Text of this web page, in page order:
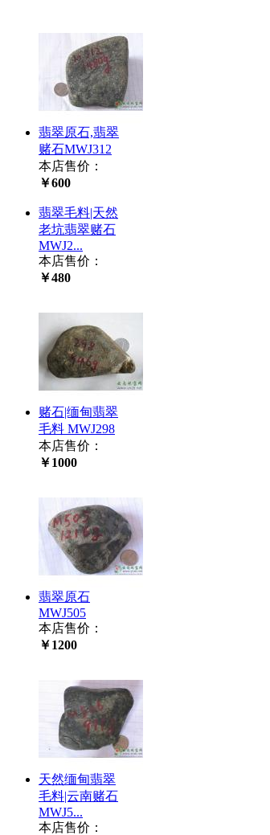
翡翠原石,翡翠
赌石MWJ312
本店售价：
￥600
翡翠毛料|天然
老坑翡翠赌石
MWJ2...
本店售价：
￥480
赌石|缅甸翡翠
毛料 MWJ298
本店售价：
￥1000
翡翠原石
MWJ505
本店售价：
￥1200
天然缅甸翡翠
毛料|云南赌石
MWJ5...
本店售价：